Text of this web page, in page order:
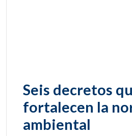
Seis decretos
fortalecen la
ambiental